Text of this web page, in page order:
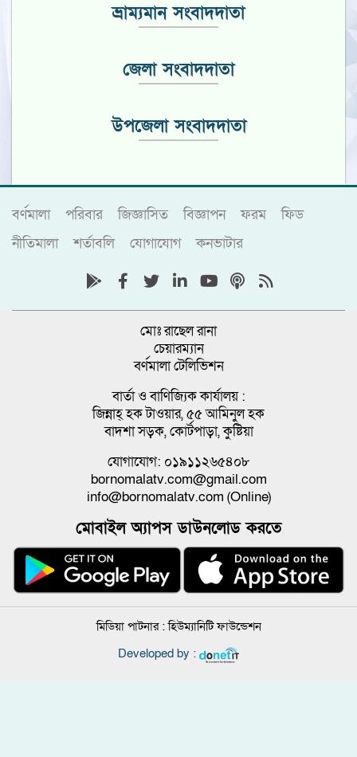
ভ্রাম্যমান সংবাদদাতা
জেলা সংবাদদাতা
উপজেলা সংবাদদাতা
বর্ণমালা পরিবার জিজ্ঞাসিত বিজ্ঞাপন ফরম
ফিড
নীতিমালা
শর্তাবলি যোগাযোগ কনভাটার
মোঃ রাছেল রানা
চেয়ারম্যান
বর্ণমালা টেলিভিশন
বার্তা ও বাণিজ্যিক কার্যালয় :
জিন্নাহ্ হক টাওয়ার, ৫৫ আমিনুল হক
বাদশা সড়ক, কোর্টপাড়া, কুষ্টিয়া
যোগাযোগ: ০১৯১১২৬৫৪০৮
bornomalatv.com@gmail.com
info@bornomalatv.com (Online)
মোবাইল অ্যাপস ডাউনলোড করতে
মিডিয়া পাটনার :হিউম্যানিটি ফাউন্ডেশন
Developed by :